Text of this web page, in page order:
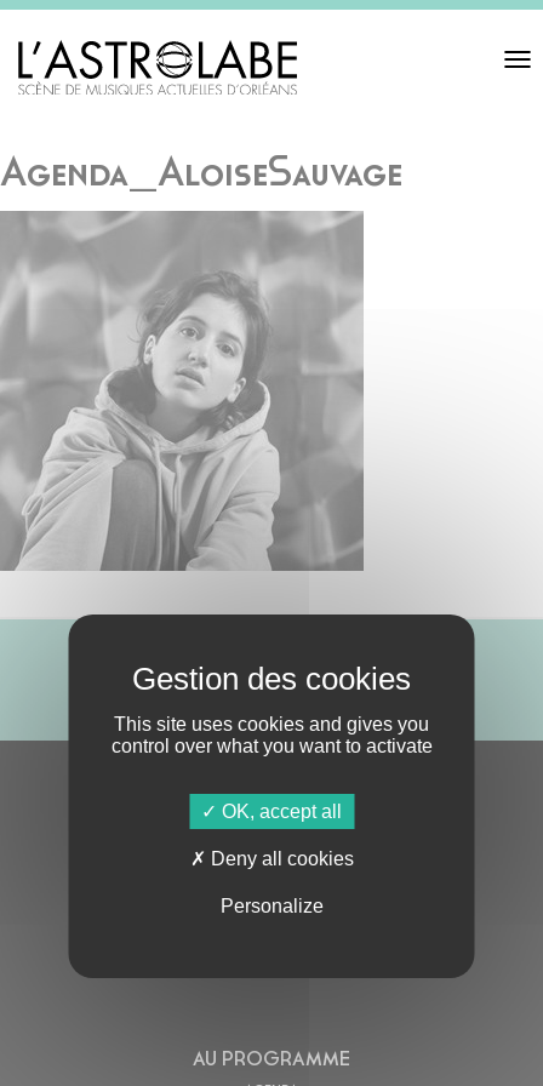
Toggle
Agenda_AloiseSauvage
ABONNE-TOI !
S'ABONNER À LA NEWSLETTER
AU PROGRAMME
This site uses cookies and gives you
control over what you want to activate
OK, accept all
Deny all cookies
Personalize